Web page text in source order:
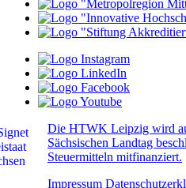
Die HTWK Leipzig wird
Sächsischen Landtag
Steuermitteln mitfinanziert.
Impressum